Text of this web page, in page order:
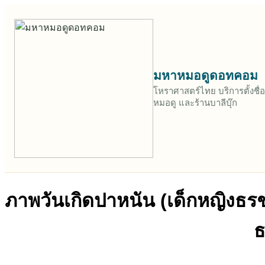
มหาหมอดูดอทคอม
โหราศาสตร์ไทย บริการตั้งชื่
หมอดู และร้านบาลีบุ๊ก
ภาพวันเกิดปาหนัน (เด็กหญิงธ